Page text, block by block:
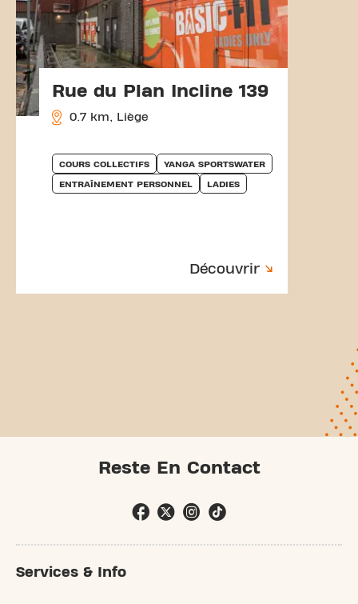
Rue du Plan Incline 139
0.7 km, Liège
COURS COLLECTIFS YANGA SPORTSWATER
ENTRAÎNEMENT PERSONNEL LADIES
Découvrir
Reste En Contact
Services & Info